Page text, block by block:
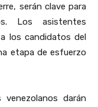
serán clave para
Los asistentes
los candidatos del
etapa de esfuerzo
darán